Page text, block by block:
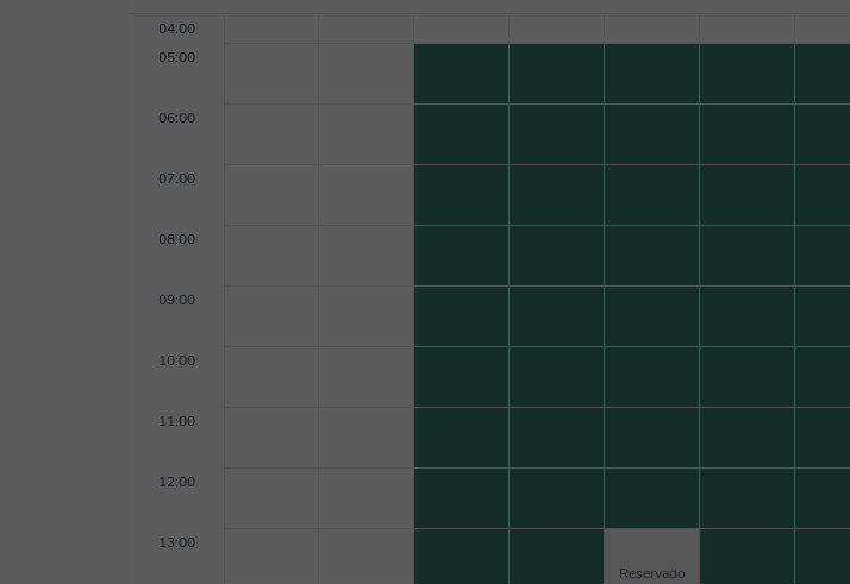
04:00
05:00
06:00
07:00
08:00
09:00
10:00
11:00
12:00
13:00
Reservado